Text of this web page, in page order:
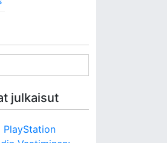
julkaisut
PlayStation